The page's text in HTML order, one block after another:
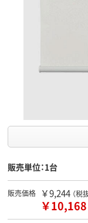
販売単位：1台
販売価格 ￥9,244 （税
￥10,168